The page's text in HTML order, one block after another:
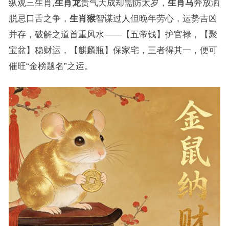
纵观三生肖,生肖龙贵气天成却需防太岁， 生肖马奔放洒
脱忌口舌之争， 生肖猴智谋过人但晚年劳心，运势吉凶
并存，破解之道首重风水——【五帝钱】护官禄，【聚
宝盆】稳财运，【麒麟瓶】保家宅，三者得其一，便可
催旺“金榜题名”之运。